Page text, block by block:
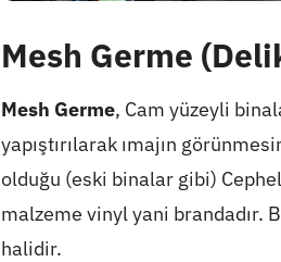
Mesh Germe
Mesh Germe, Cam yüzeyli
yapıştırılarak ımajın
olduğu (eski binalar gibi)
malzeme vinyl yani brandadır.
halidir.